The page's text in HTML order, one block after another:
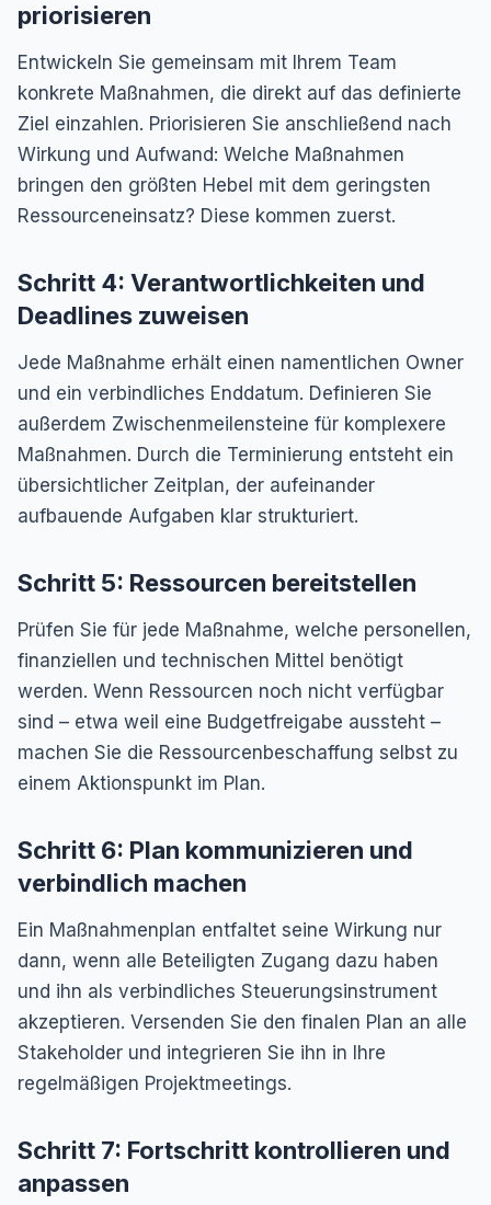
priorisieren
Entwickeln Sie gemeinsam mit Ihrem Team
konkrete Maßnahmen, die direkt auf das definierte
Ziel einzahlen. Priorisieren Sie anschließend nach
Wirkung und Aufwand: Welche Maßnahmen
bringen den größten Hebel mit dem geringsten
Ressourceneinsatz? Diese kommen zuerst.
Schritt 4: Verantwortlichkeiten und
Deadlines zuweisen
Jede Maßnahme erhält einen namentlichen Owner
und ein verbindliches Enddatum. Definieren Sie
außerdem Zwischenmeilensteine für komplexere
Maßnahmen. Durch die Terminierung entsteht ein
übersichtlicher Zeitplan, der aufeinander
aufbauende Aufgaben klar strukturiert.
Schritt 5: Ressourcen bereitstellen
Prüfen Sie für jede Maßnahme, welche personellen,
finanziellen und technischen Mittel benötigt
werden. Wenn Ressourcen noch nicht verfügbar
sind – etwa weil eine Budgetfreigabe aussteht –
machen Sie die Ressourcenbeschaffung selbst zu
einem Aktionspunkt im Plan.
Schritt 6: Plan kommunizieren und
verbindlich machen
Ein Maßnahmenplan entfaltet seine Wirkung nur
dann, wenn alle Beteiligten Zugang dazu haben
und ihn als verbindliches Steuerungsinstrument
akzeptieren. Versenden Sie den finalen Plan an alle
Stakeholder und integrieren Sie ihn in Ihre
regelmäßigen Projektmeetings.
Schritt 7: Fortschritt kontrollieren und
anpassen